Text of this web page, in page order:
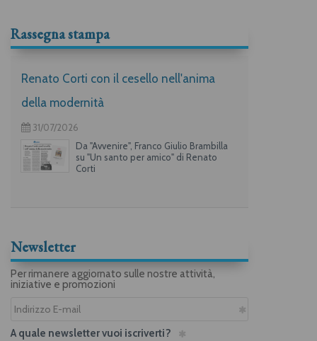
Rassegna stampa
Renato Corti con il cesello nell'anima
della modernità
31/07/2026
Da "Avvenire", Franco Giulio Brambilla
su "Un santo per amico" di Renato
Corti
Newsletter
Per rimanere aggiornato sulle nostre attività,
iniziative e promozioni
A quale newsletter vuoi iscriverti?